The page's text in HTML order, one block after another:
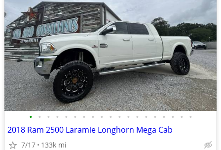
• • • • • • • • • • • • • • • • • • •
2018 Ram 2500 Laramie Longhorn Mega Cab
7/17 133k mi